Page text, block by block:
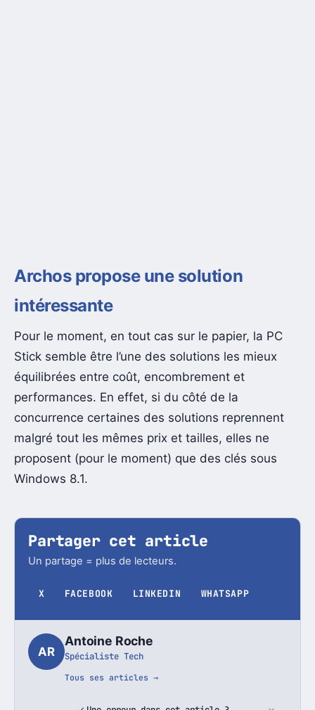
Archos propose une solution
intéressante
Pour le moment, en tout cas sur le papier, la PC
Stick semble être l’une des solutions les mieux
équilibrées entre coût, encombrement et
performances. En effet, si du côté de la
concurrence certaines des solutions reprennent
malgré tout les mêmes prix et tailles, elles ne
proposent (pour le moment) que des clés sous
Windows 8.1.
Partager cet article
Un partage = plus de lecteurs.
X FACEBOOK LINKEDIN WHATSAPP
AR
Antoine Roche
Spécialiste Tech
Tous ses articles →